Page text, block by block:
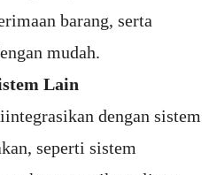
barang, serta
mudah.
Lain
dengan sistem
seperti sistem